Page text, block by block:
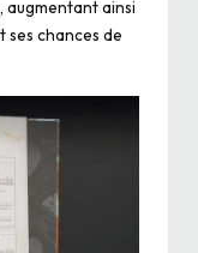
ainsi
ses chances de